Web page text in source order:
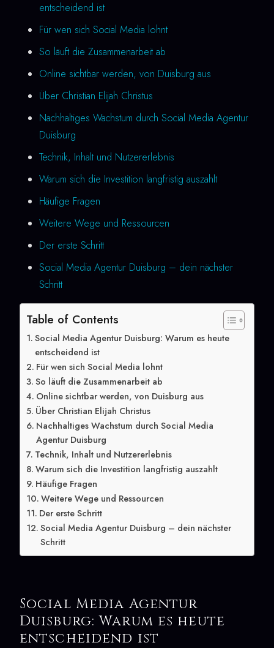
entscheidend ist
Für wen sich Social Media lohnt
So läuft die Zusammenarbeit ab
Online sichtbar werden, von Duisburg aus
Über Christian Elijah Christus
Nachhaltiges Wachstum durch Social Media Agentur
Duisburg
Technik, Inhalt und Nutzererlebnis
Warum sich die Investition langfristig auszahlt
Häufige Fragen
Weitere Wege und Ressourcen
Der erste Schritt
Social Media Agentur Duisburg – dein nächster
Schritt
Table of Contents
Social Media Agentur Duisburg: Warum es heute
entscheidend ist
Für wen sich Social Media lohnt
So läuft die Zusammenarbeit ab
Online sichtbar werden, von Duisburg aus
Über Christian Elijah Christus
Nachhaltiges Wachstum durch Social Media
Agentur Duisburg
Technik, Inhalt und Nutzererlebnis
Warum sich die Investition langfristig auszahlt
Häufige Fragen
Weitere Wege und Ressourcen
Der erste Schritt
Social Media Agentur Duisburg – dein nächster
Schritt
Social Media Agentur
Duisburg: Warum es heute
entscheidend ist